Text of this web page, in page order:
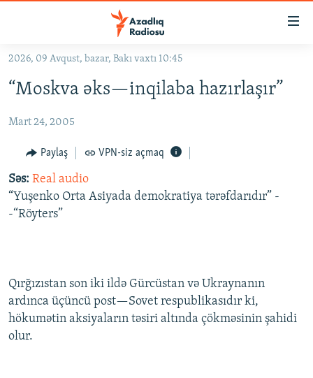
Əsas
qayıt
naviqasiyaya
Axtarışa
keç
KORRUPSIOMETR
#ƏSLINDƏ
FƏRQƏ BAX
QANUNI DOĞRU
ARAŞDIRMA
FOTOQALEREYA
RADIO ARXIV
OXU ZALI
AZƏRBAYCAN ƏDƏBIYYATI KITABXANASI
HAQQIMIZDA
BIZI IZLƏ
2026, 09 Avqust, bazar, Bakı vaxtı 10:45
“Moskva əks—inqilaba hazırlaşır”
Mart 24, 2005
Paylaş VPN-siz açmaq
Səs: Real audio
“Yuşenko Orta Asiyada demokratiya tərəfdarıdır” -
-“Röyters”
Qırğızıstan son iki ildə Gürcüstan və Ukraynanın
ardınca üçüncü post—Sovet respublikasıdır ki,
hökumətin aksiyaların təsiri altında çökməsinin şahidi
olur.